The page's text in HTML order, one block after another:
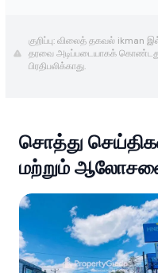
குறிப்பு: விலைத் தகவல் ikman
தரவை அடிப்படையாகக்
பிரதிபலிக்காது.
சொத்து
மற்றும்